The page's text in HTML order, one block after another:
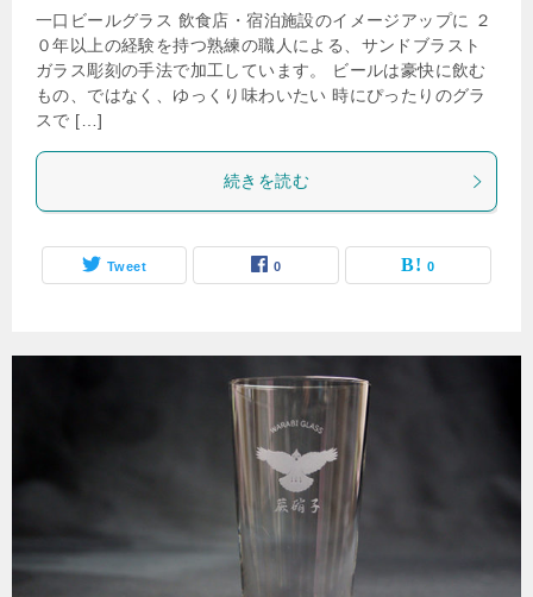
一口ビールグラス 飲食店・宿泊施設のイメージアップに ２
０年以上の経験を持つ熟練の職人による、サンドブラスト
ガラス彫刻の手法で加工しています。 ビールは豪快に飲む
もの、ではなく、ゆっくり味わいたい 時にぴったりのグラ
スで […]
続きを読む
Tweet 0 0